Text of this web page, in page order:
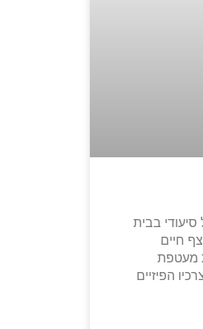
בבית
חיים
מעטפת
הפיזיים